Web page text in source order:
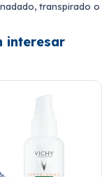
transpirado o
interesar